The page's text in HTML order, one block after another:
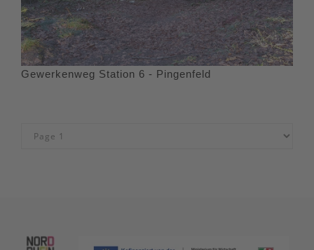
Gewerkenweg Station 6 - Pingenfeld